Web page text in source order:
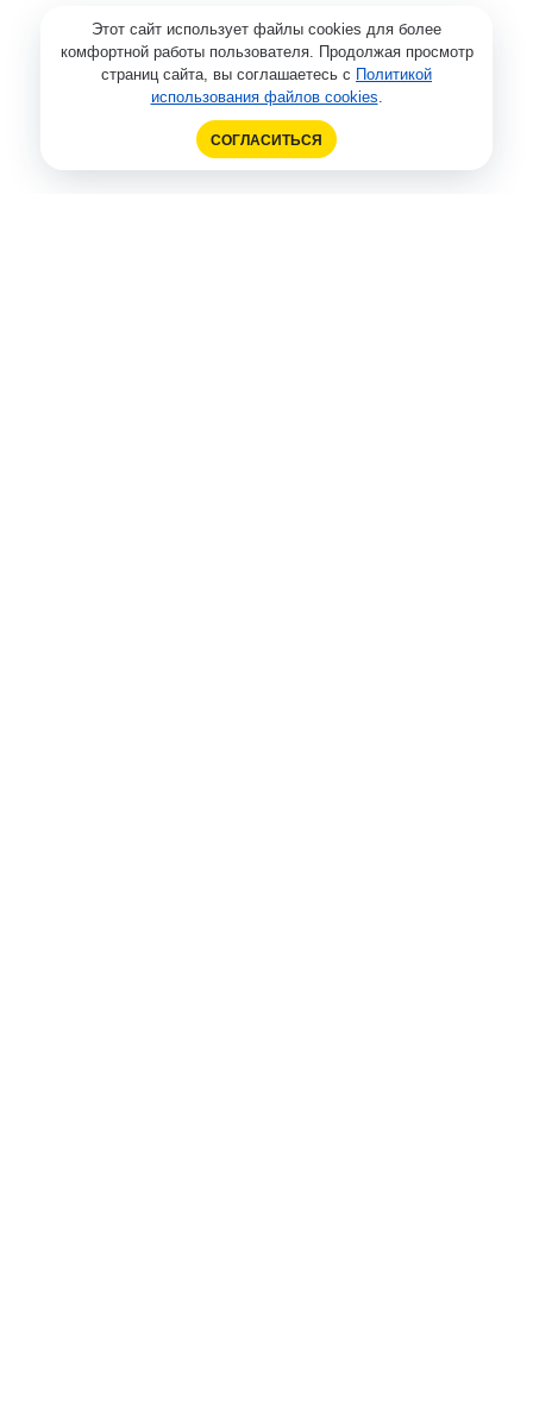
Этот сайт использует файлы cookies для более
комфортной работы пользователя. Продолжая просмотр
страниц сайта, вы соглашаетесь с Политикой
использования файлов cookies.
СОГЛАСИТЬСЯ